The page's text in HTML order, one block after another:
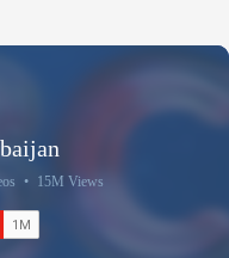
• 15M Views